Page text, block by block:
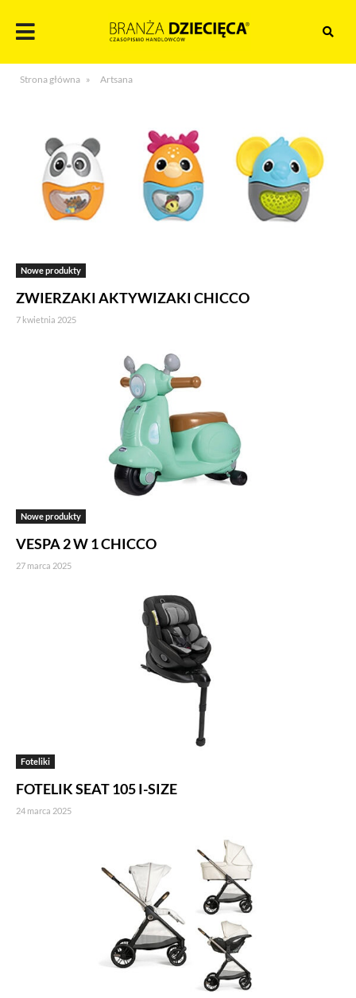
treści
Branża
dziecięca
Strona główna » Artsana
Nowe produkty
ZWIERZAKI AKTYWIZAKI CHICCO
7 kwietnia 2025
Nowe produkty
VESPA 2 W 1 CHICCO
27 marca 2025
Foteliki
FOTELIK SEAT 105 I-SIZE
24 marca 2025